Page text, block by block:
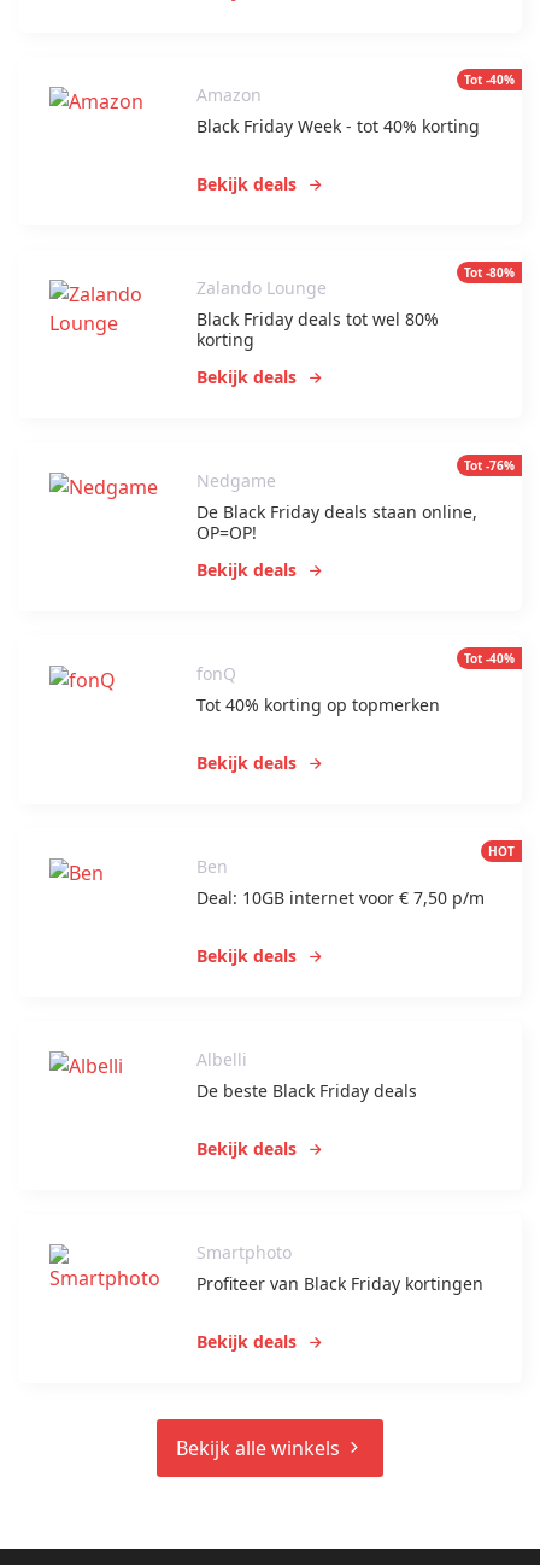
Tot -40%
Amazon
Black Friday Week - tot 40% korting
Bekijk deals
Tot -80%
Zalando Lounge
Black Friday deals tot wel 80%
korting
Bekijk deals
Tot -76%
Nedgame
De Black Friday deals staan online,
OP=OP!
Bekijk deals
Tot -40%
fonQ
Tot 40% korting op topmerken
Bekijk deals
HOT
Ben
Deal: 10GB internet voor € 7,50 p/m
Bekijk deals
Albelli
De beste Black Friday deals
Bekijk deals
Smartphoto
Profiteer van Black Friday kortingen
Bekijk deals
Bekijk alle winkels